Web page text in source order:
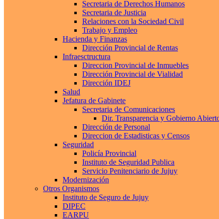
Secretaria de Derechos Humanos
Secretaria de Justicia
Relaciones con la Sociedad Civil
Trabajo y Empleo
Hacienda y Finanzas
Dirección Provincial de Rentas
Infraesctructura
Direccion Provincial de Inmuebles
Dirección Provincial de Vialidad
Dirección IDEJ
Salud
Jefatura de Gabinete
Secretaria de Comunicaciones
Dir. Transparencia y Gobierno
Dirección de Personal
Direccion de Estadisticas y Censos
Seguridad
Policía Provincial
Instituto de Seguridad Publica
Servicio Penitenciario de Jujuy
Modernización
Otros Organismos
Instituto de Seguro de Jujuy
DIPEC
EARPU